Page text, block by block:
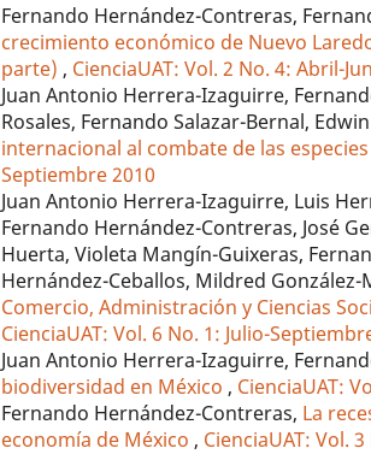
Fernando Hernández-Contreras,
crecimiento económico de Nuevo
parte) , CienciaUAT: Vol. 2 No. 4: Abril-
Juan Antonio Herrera-Izaguirre,
Rosales, Fernando Salazar-Bernal,
internacional al combate de las
Septiembre 2010
Juan Antonio Herrera-Izaguirre, Luis
Fernando Hernández-Contreras, José
Huerta, Violeta Mangín-Guixeras,
Hernández-Ceballos, Mildred
Comercio, Administración y Ciencias
CienciaUAT: Vol. 6 No. 1: Julio-
Juan Antonio Herrera-Izaguirre,
biodiversidad en México , CienciaUAT:
Fernando Hernández-Contreras, La
economía de México , CienciaUAT: Vol.